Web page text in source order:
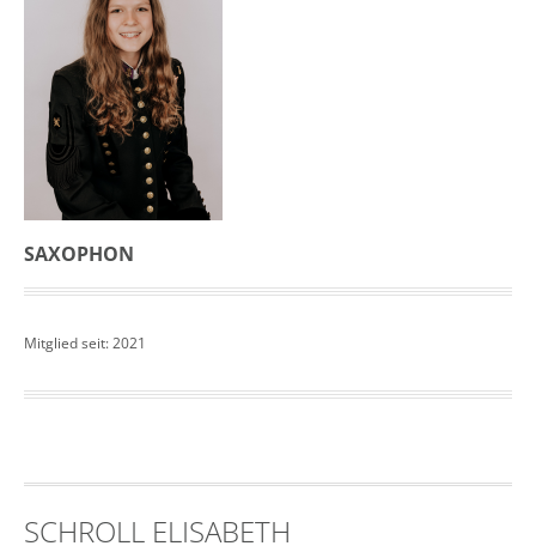
SAXOPHON
Mitglied seit: 2021
SCHROLL ELISABETH